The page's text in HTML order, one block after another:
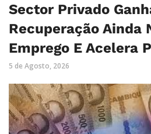
Sector Privado
Recuperação Ainda
Emprego E Acelera
5 de Agosto, 2026